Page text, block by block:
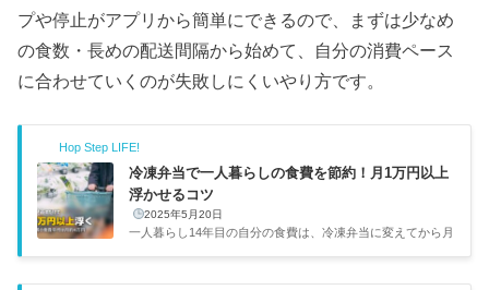
プや停止がアプリから簡単にできるので、まずは少なめ
の食数・長めの配送間隔から始めて、自分の消費ペース
に合わせていくのが失敗しにくいやり方です。
Hop Step LIFE!
冷凍弁当で一人暮らしの食費を節約！月1万円以上
浮かせるコツ
2025年5月20日
一人暮らし14年目の自分の食費は、冷凍弁当に変えてから月